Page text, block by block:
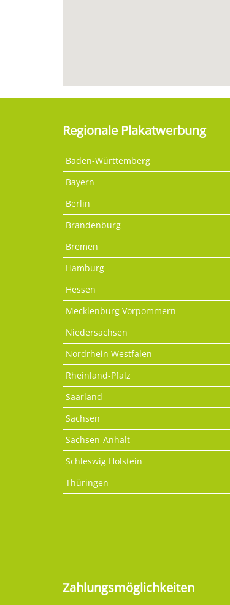
Regionale Plakatwerbung
Baden-Württemberg
Bayern
Berlin
Brandenburg
Bremen
Hamburg
Hessen
Mecklenburg Vorpommern
Niedersachsen
Nordrhein Westfalen
Rheinland-Pfalz
Saarland
Sachsen
Sachsen-Anhalt
Schleswig Holstein
Thüringen
Zahlungsmöglichkeiten